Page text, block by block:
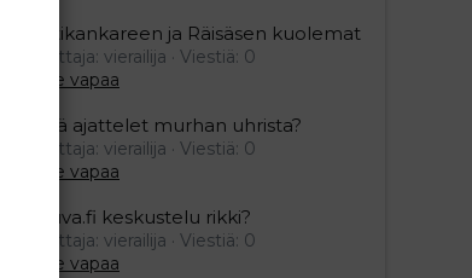
Ristikankareen ja Räisäsen kuolemat
Aloittaja: vierailija
Viestiä: 0
Aihe vapaa
Mitä ajattelet murhan uhrista?
Aloittaja: vierailija
Viestiä: 0
Aihe vapaa
Vauva.fi keskustelu rikki?
Aloittaja: vierailija
Viestiä: 0
Aihe vapaa